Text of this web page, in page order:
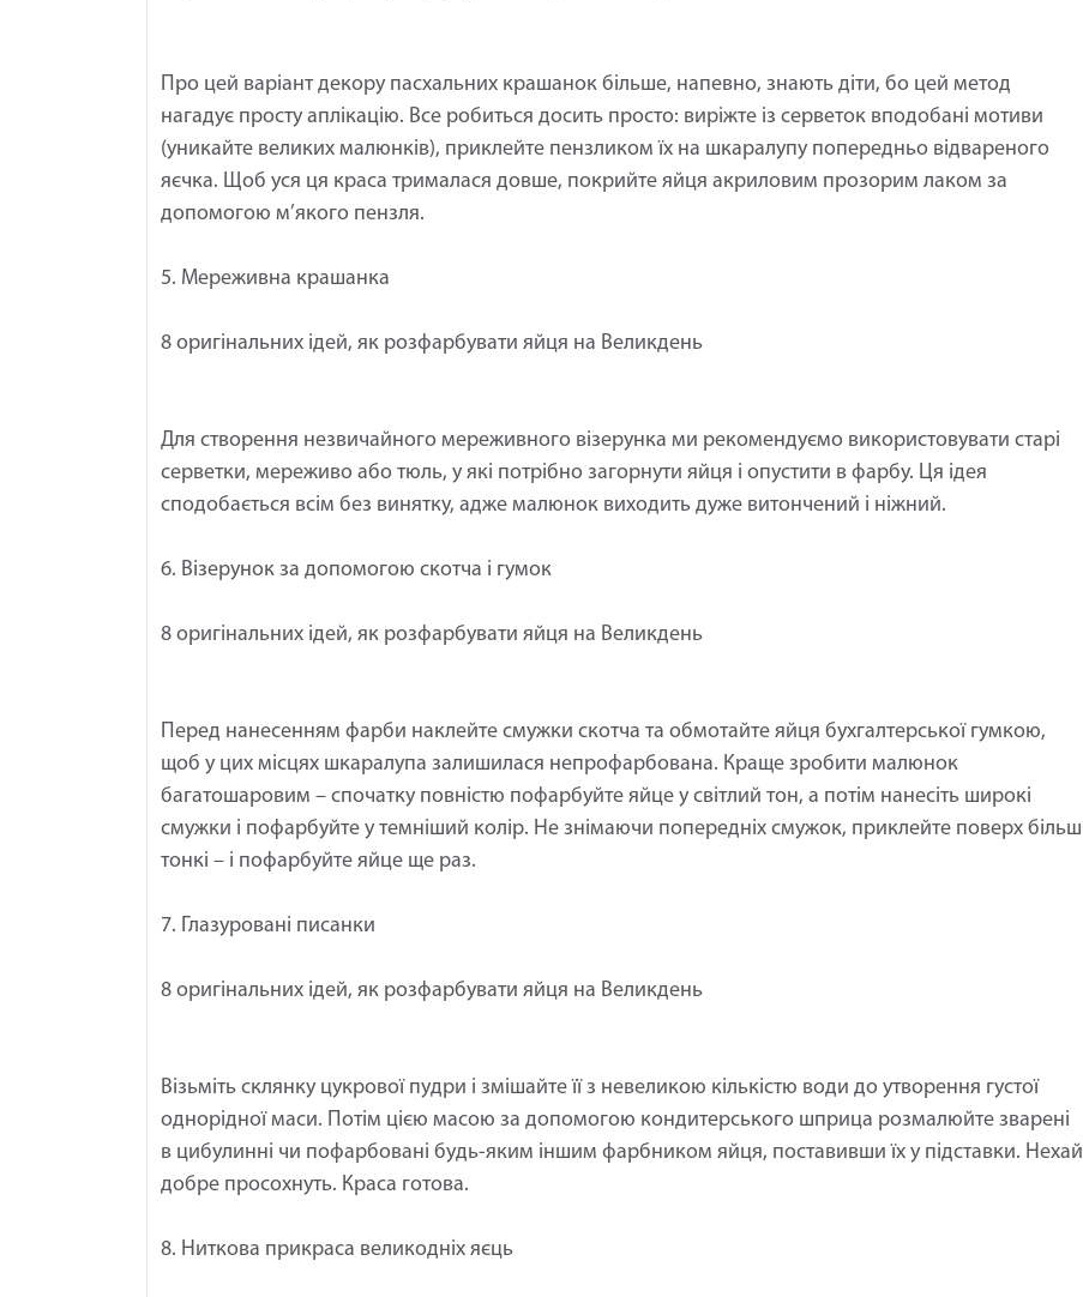
Про цей варіант декору пасхальних крашанок більше, напевно, знають діти, бо цей метод
нагадує просту аплікацію. Все робиться досить просто: виріжте із серветок вподобані мотиви
(уникайте великих малюнків), приклейте пензликом їх на шкаралупу попередньо відвареного
яєчка. Щоб уся ця краса трималася довше, покрийте яйця акриловим прозорим лаком за
допомогою м’якого пензля.
5. Мереживна крашанка
8 оригінальних ідей, як розфарбувати яйця на Великдень
Для створення незвичайного мереживного візерунка ми рекомендуємо використовувати старі
серветки, мереживо або тюль, у які потрібно загорнути яйця і опустити в фарбу. Ця ідея
сподобається всім без винятку, адже малюнок виходить дуже витончений і ніжний.
6. Візерунок за допомогою скотча і гумок
8 оригінальних ідей, як розфарбувати яйця на Великдень
Перед нанесенням фарби наклейте смужки скотча та обмотайте яйця бухгалтерської гумкою,
щоб у цих місцях шкаралупа залишилася непрофарбована. Краще зробити малюнок
багатошаровим – спочатку повністю пофарбуйте яйце у світлий тон, а потім нанесіть широкі
смужки і пофарбуйте у темніший колір. Не знімаючи попередніх смужок, приклейте поверх більш
тонкі – і пофарбуйте яйце ще раз.
7. Глазуровані писанки
8 оригінальних ідей, як розфарбувати яйця на Великдень
Візьміть склянку цукрової пудри і змішайте її з невеликою кількістю води до утворення густої
однорідної маси. Потім цією масою за допомогою кондитерського шприца розмалюйте зварені
в цибулинні чи пофарбовані будь-яким іншим фарбником яйця, поставивши їх у підставки. Нехай
добре просохнуть. Краса готова.
8. Ниткова прикраса великодніх яєць